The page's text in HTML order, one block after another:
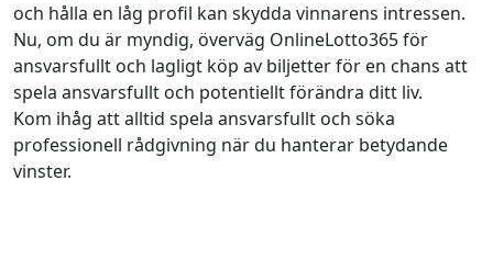
och hålla en låg profil kan skydda vinnarens intressen.
Nu, om du är myndig, överväg OnlineLotto365 för
ansvarsfullt och lagligt köp av biljetter för en chans att
spela ansvarsfullt och potentiellt förändra ditt liv.
Kom ihåg att alltid spela ansvarsfullt och söka
professionell rådgivning när du hanterar betydande
vinster.